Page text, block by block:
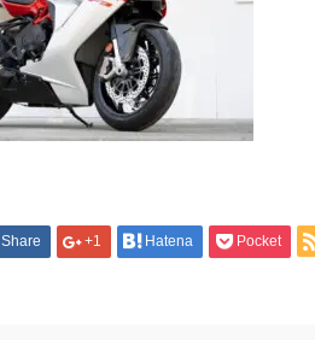
Share +1 Hatena Pocket